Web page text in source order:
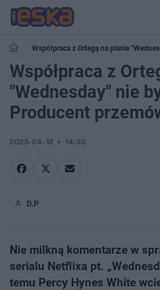
Współpraca z Ortegą na planie
przemówił
Współpraca z
"Wednesday" nie
Producent
2023-04-13 14:30
D.P
Nie milkną komentarze w
serialu Netflixa pt.
temu Percy Hynes White